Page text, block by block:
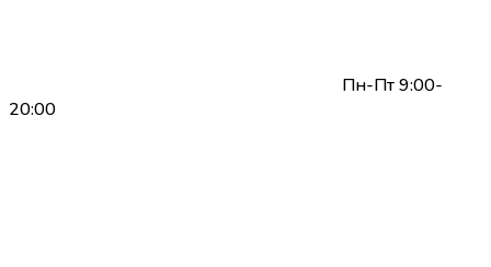
Пн-Пт 9:00-
20:00